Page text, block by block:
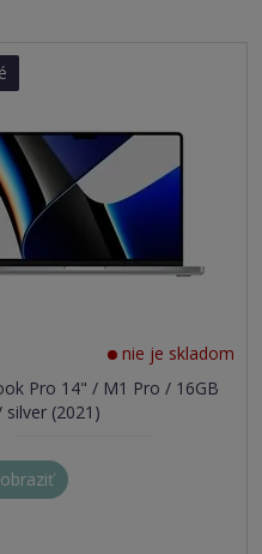
nie je skladom
Pro 14" / M1 Pro / 16GB
(2021)